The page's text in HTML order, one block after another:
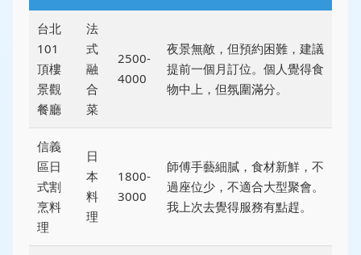
台北
101
頂樓
景觀
餐廳
法
式
融
合
菜
2500-
4000
夜景無敵，但預約困難，建議
提前一個月訂位。個人覺得食
物中上，但氛圍滿分。
信義
區日
式割
烹料
理
日
本
料
理
1800-
3000
師傅手藝細膩，食材新鮮，不
過座位少，不適合大型聚會。
我上次去覺得服務有點趕。